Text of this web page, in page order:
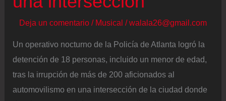
Deja un comentario / Musical /walala26@gmail.com
Un operativo nocturno de la Policía de Atlanta logró la
detención de 18 personas, incluido un menor de edad,
tras la irrupción de más de 200 aficionados al
automovilismo en una intersección de la ciudad donde